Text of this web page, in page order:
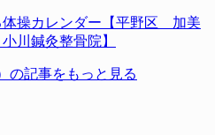
体操カレンダー【平野区 加美
鍼灸整骨院】
の記事をもっと見る